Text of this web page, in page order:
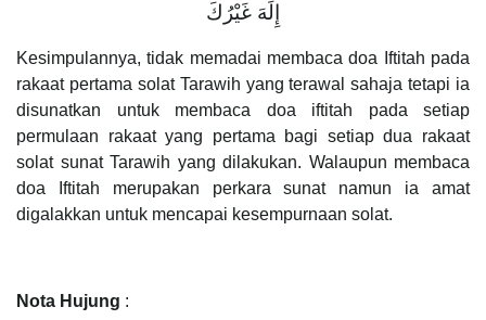
إِلَهَ غَيْرُكَ
Kesimpulannya, tidak memadai membaca doa Iftitah pada
rakaat pertama solat Tarawih yang terawal sahaja tetapi ia
disunatkan untuk membaca doa iftitah pada setiap
permulaan rakaat yang pertama bagi setiap dua rakaat
solat sunat Tarawih yang dilakukan. Walaupun membaca
doa Iftitah merupakan perkara sunat namun ia amat
digalakkan untuk mencapai kesempurnaan solat.
Nota Hujung :